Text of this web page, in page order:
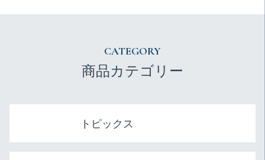
CATEGORY
商品カテゴリー
トピックス